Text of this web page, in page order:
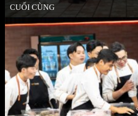
CUỐI CÙNG